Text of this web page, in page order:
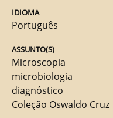
IDIOMA
Português
ASSUNTO(S)
Microscopia
microbiologia
diagnóstico
Coleção Oswaldo Cruz